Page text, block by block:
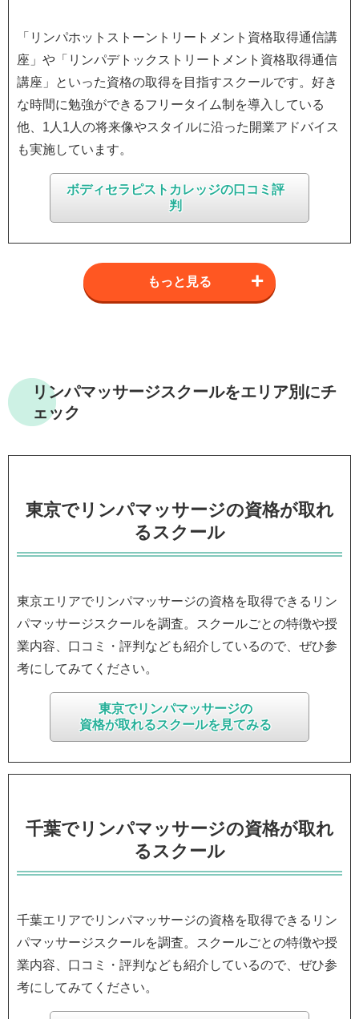
「リンパホットストーントリートメント資格取得通信講
座」や「リンパデトックストリートメント資格取得通信
講座」といった資格の取得を目指すスクールです。好き
な時間に勉強ができるフリータイム制を導入している
他、1人1人の将来像やスタイルに沿った開業アドバイス
も実施しています。
ボディセラピストカレッジの口コミ評
判
もっと見る
リンパマッサージスクールをエリア別にチ
ェック
東京でリンパマッサージの資格が取れ
るスクール
東京エリアでリンパマッサージの資格を取得できるリン
パマッサージスクールを調査。スクールごとの特徴や授
業内容、口コミ・評判なども紹介しているので、ぜひ参
考にしてみてください。
東京でリンパマッサージの
資格が取れるスクールを見てみる
千葉でリンパマッサージの資格が取れ
るスクール
千葉エリアでリンパマッサージの資格を取得できるリン
パマッサージスクールを調査。スクールごとの特徴や授
業内容、口コミ・評判なども紹介しているので、ぜひ参
考にしてみてください。